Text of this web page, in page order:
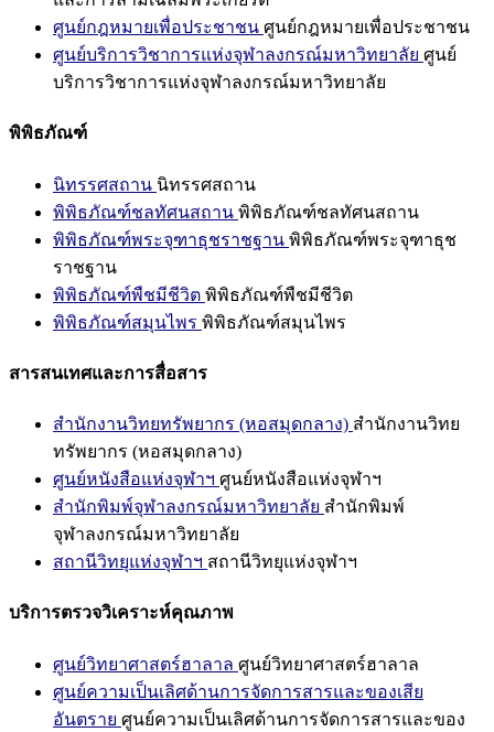
ศูนย์กฎหมายเพื่อประชาชน ศูนย์กฎหมายเพื่อประชาชน
ศูนย์บริการวิชาการแห่งจุฬาลงกรณ์มหาวิทยาลัย ศูนย์
บริการวิชาการแห่งจุฬาลงกรณ์มหาวิทยาลัย
พิพิธภัณฑ์
นิทรรศสถาน นิทรรศสถาน
พิพิธภัณฑ์ชลทัศนสถาน พิพิธภัณฑ์ชลทัศนสถาน
พิพิธภัณฑ์พระจุฑาธุชราชฐาน พิพิธภัณฑ์พระจุฑาธุช
ราชฐาน
พิพิธภัณฑ์พืชมีชีวิต พิพิธภัณฑ์พืชมีชีวิต
พิพิธภัณฑ์สมุนไพร พิพิธภัณฑ์สมุนไพร
สารสนเทศและการสื่อสาร
สำนักงานวิทยทรัพยากร (หอสมุดกลาง) สำนักงานวิทย
ทรัพยากร (หอสมุดกลาง)
ศูนย์หนังสือแห่งจุฬาฯ ศูนย์หนังสือแห่งจุฬาฯ
สำนักพิมพ์จุฬาลงกรณ์มหาวิทยาลัย สำนักพิมพ์
จุฬาลงกรณ์มหาวิทยาลัย
สถานีวิทยุแห่งจุฬาฯ สถานีวิทยุแห่งจุฬาฯ
บริการตรวจวิเคราะห์คุณภาพ
ศูนย์วิทยาศาสตร์ฮาลาล ศูนย์วิทยาศาสตร์ฮาลาล
ศูนย์ความเป็นเลิศด้านการจัดการสารและของเสีย
อันตราย ศูนย์ความเป็นเลิศด้านการจัดการสารและของ